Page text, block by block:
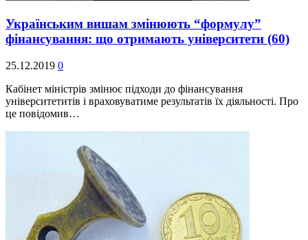
Українським вишам змінюють “формулу”
фінансування: що отримають університети (60)
25.12.2019 0
Кабінет міністрів змінює підходи до фінансування
університетитів і враховуватиме результатів їх діяльності. Про
це повідомив…